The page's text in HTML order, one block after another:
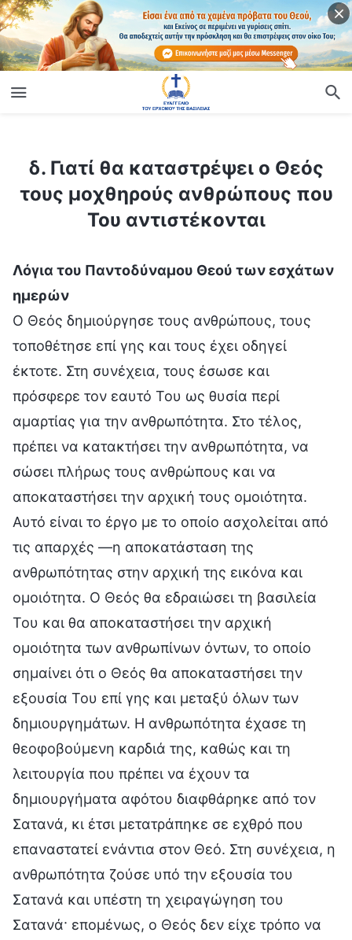
δ. Γιατί θα καταστρέψει ο Θεός
τους μοχθηρούς ανθρώπους που
Του αντιστέκονται
Λόγια του Παντοδύναμου Θεού των εσχάτων
ημερών
Ο Θεός δημιούργησε τους ανθρώπους, τους
τοποθέτησε επί γης και τους έχει οδηγεί
έκτοτε. Στη συνέχεια, τους έσωσε και
πρόσφερε τον εαυτό Του ως θυσία περί
αμαρτίας για την ανθρωπότητα. Στο τέλος,
πρέπει να κατακτήσει την ανθρωπότητα, να
σώσει πλήρως τους ανθρώπους και να
αποκαταστήσει την αρχική τους ομοιότητα.
Αυτό είναι το έργο με το οποίο ασχολείται από
τις απαρχές —η αποκατάσταση της
ανθρωπότητας στην αρχική της εικόνα και
ομοιότητα. Ο Θεός θα εδραιώσει τη βασιλεία
Του και θα αποκαταστήσει την αρχική
ομοιότητα των ανθρωπίνων όντων, το οποίο
σημαίνει ότι ο Θεός θα αποκαταστήσει την
εξουσία Του επί γης και μεταξύ όλων των
δημιουργημάτων. Η ανθρωπότητα έχασε τη
θεοφοβούμενη καρδιά της, καθώς και τη
λειτουργία που πρέπει να έχουν τα
δημιουργήματα αφότου διαφθάρηκε από τον
Σατανά, κι έτσι μετατράπηκε σε εχθρό που
επαναστατεί ενάντια στον Θεό. Στη συνέχεια, η
ανθρωπότητα ζούσε υπό την εξουσία του
Σατανά και υπέστη τη χειραγώγηση του
Σατανά· επομένως, ο Θεός δεν είχε τρόπο να